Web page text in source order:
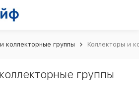
коллекторные группы Коллекторы и
группы